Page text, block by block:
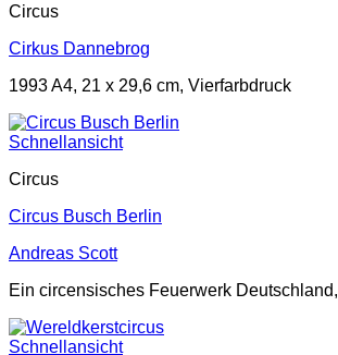
Circus
Cirkus Dannebrog
1993 A4, 21 x 29,6 cm, Vierfarbdruck
Schnellansicht
Circus
Circus Busch Berlin
Andreas Scott
Ein circensisches Feuerwerk
Schnellansicht